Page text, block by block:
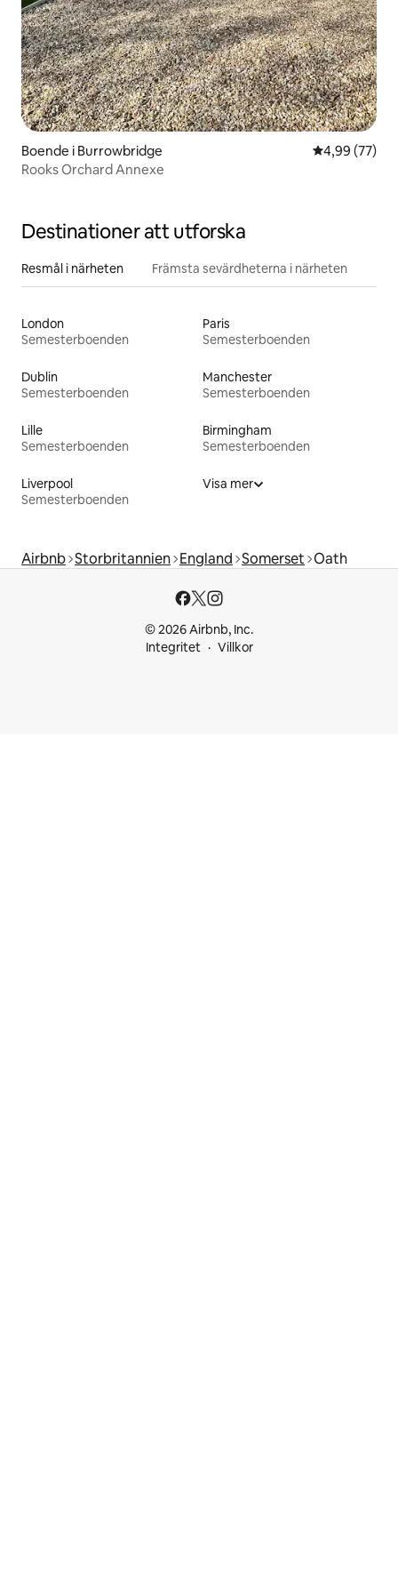
Boende i Burrowbridge 4,99 av 5 i
4,99 (77)
Rooks Orchard Annexe
Destinationer att utforska
Resmål i närheten Främsta sevärdheterna i närheten
London
Semesterboenden
Paris
Semesterboenden
Dublin
Semesterboenden
Manchester
Semesterboenden
Lille
Semesterboenden
Birmingham
Semesterboenden
Liverpool
Semesterboenden
Visa mer
Airbnb Storbritannien England Somerset Oath
© 2026 Airbnb, Inc.
Integritet
Villkor